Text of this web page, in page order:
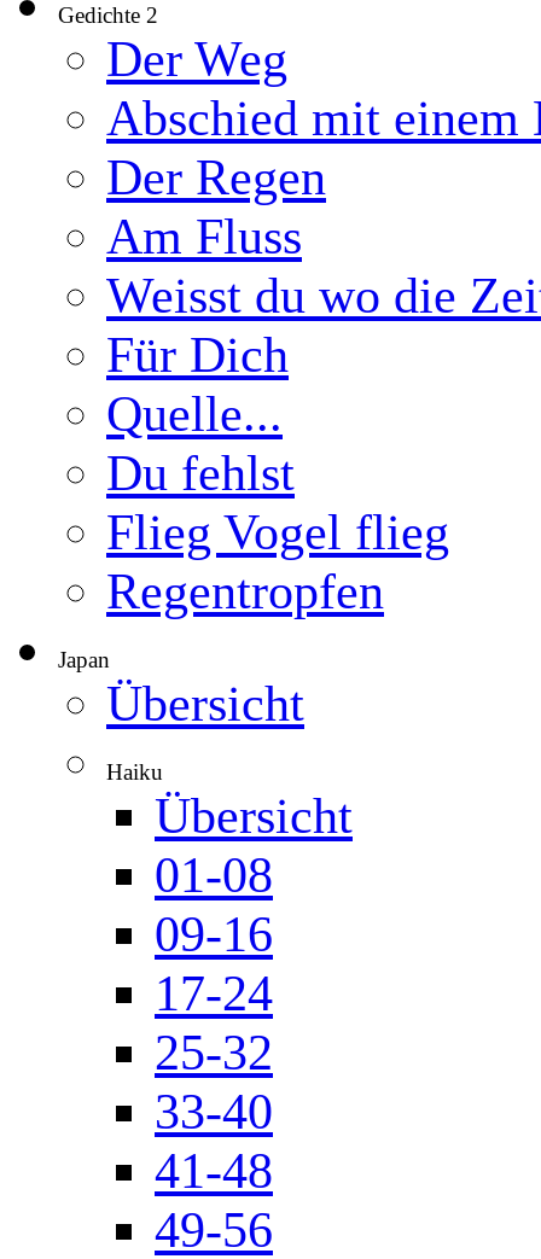
Gedichte 2
Der Weg
Abschied mit einem
Der Regen
Am Fluss
Weisst du wo die
Für Dich
Quelle...
Du fehlst
Flieg Vogel flieg
Regentropfen
Japan
Übersicht
Haiku
Übersicht
01-08
09-16
17-24
25-32
33-40
41-48
49-56